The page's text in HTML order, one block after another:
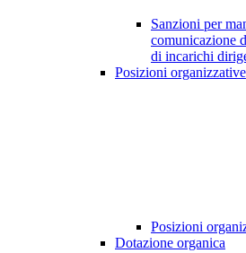
Sanzioni per
comunicazione
di incarichi
Posizioni organizzative
Posizioni
Dotazione organica